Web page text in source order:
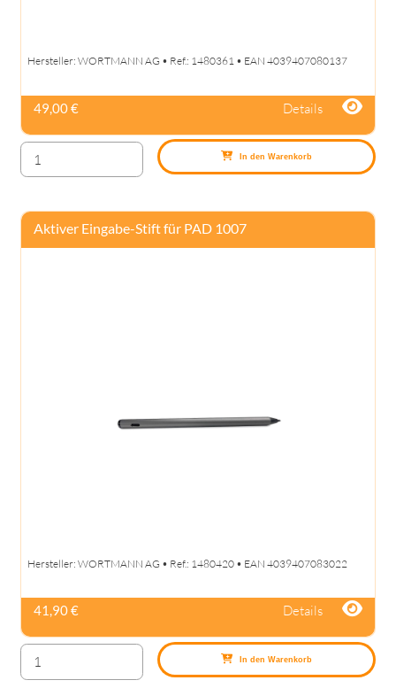
Hersteller: WORTMANN AG • Ref.: 1480361 • EAN 4039407080137
49,00 € Details
In den Warenkorb
Aktiver Eingabe-Stift für PAD 1007
Hersteller: WORTMANN AG • Ref.: 1480420 • EAN 4039407083022
41,90 € Details
In den Warenkorb